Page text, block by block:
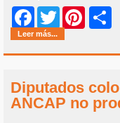
Facebook
Twitter Pinterest
Leer más...
Diputados
ANCAP no